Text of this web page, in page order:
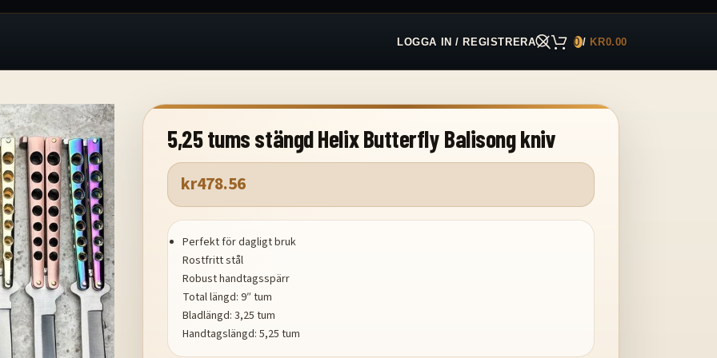
LOGGA IN / REGISTRERA 0/ KR0.00
5,25 tums stängd Helix Butterfly Balisong kniv
kr478.56
Perfekt för dagligt bruk
Rostfritt stål
Robust handtagsspärr
Total längd: 9″ tum
Bladlängd: 3,25 tum
Handtagslängd: 5,25 tum